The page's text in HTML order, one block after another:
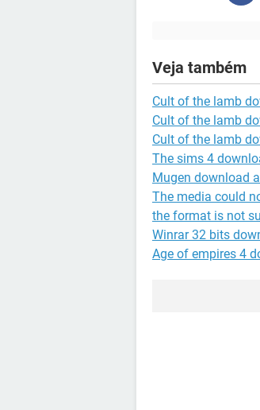
Veja também
Cult of the lamb
Cult of the lamb
Cult of the lamb
The sims 4
Mugen download
The media could
the format is not
Winrar 32 bits
Age of empires 4